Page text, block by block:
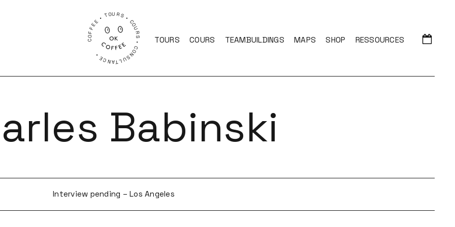
COFFEE • TOURS • COURS • CONSULTANCE • TOURS COURS TEAMBUILDINGS MAPS SHOP RESSOURCES
Babinski
Interview pending – Los Angeles